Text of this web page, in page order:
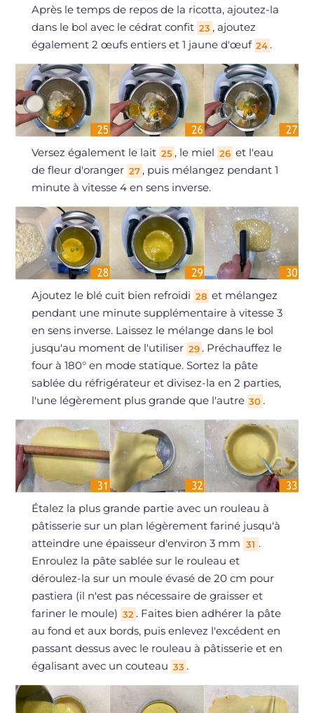
Après le temps de repos de la ricotta, ajoutez-la
dans le bol avec le cédrat confit 23 , ajoutez
également 2 œufs entiers et 1 jaune d'œuf 24 .
Versez également le lait 25 , le miel 26 et l'eau
de fleur d'oranger 27 , puis mélangez pendant 1
minute à vitesse 4 en sens inverse.
Ajoutez le blé cuit bien refroidi 28 et mélangez
pendant une minute supplémentaire à vitesse 3
en sens inverse. Laissez le mélange dans le bol
jusqu'au moment de l'utiliser 29 . Préchauffez le
four à 180° en mode statique. Sortez la pâte
sablée du réfrigérateur et divisez-la en 2 parties,
l'une légèrement plus grande que l'autre 30 .
Étalez la plus grande partie avec un rouleau à
pâtisserie sur un plan légèrement fariné jusqu'à
atteindre une épaisseur d'environ 3 mm 31 .
Enroulez la pâte sablée sur le rouleau et
déroulez-la sur un moule évasé de 20 cm pour
pastiera (il n'est pas nécessaire de graisser et
fariner le moule) 32 . Faites bien adhérer la pâte
au fond et aux bords, puis enlevez l'excédent en
passant dessus avec le rouleau à pâtisserie et en
égalisant avec un couteau 33 .